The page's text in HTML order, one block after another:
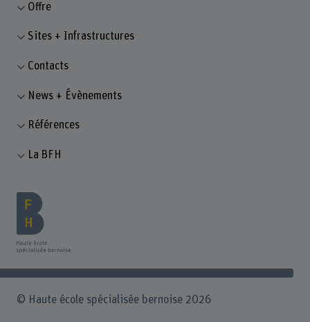
Offre
Sites + Infrastructures
Contacts
News + Évènements
Références
La BFH
© Haute école spécialisée bernoise 2026